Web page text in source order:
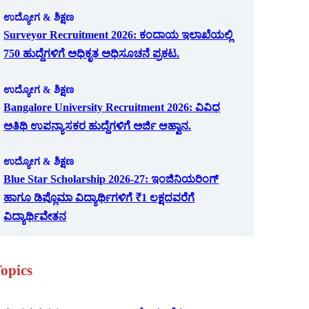
ಉದ್ಯೋಗ & ಶಿಕ್ಷಣ
Surveyor Recruitment 2026: ಕಂದಾಯ ಇಲಾಖೆಯಲ್ಲಿ
750 ಹುದ್ದೆಗಳಿಗೆ ಅಧಿಕೃತ ಅಧಿಸೂಚನೆ ಪ್ರಕಟ.
ಉದ್ಯೋಗ & ಶಿಕ್ಷಣ
Bangalore University Recruitment 2026: ವಿವಿಧ
ಅತಿಥಿ ಉಪನ್ಯಾಸಕರ ಹುದ್ದೆಗಳಿಗೆ ಅರ್ಜಿ ಆಹ್ವಾನ.
ಉದ್ಯೋಗ & ಶಿಕ್ಷಣ
Blue Star Scholarship 2026-27: ಇಂಜಿನಿಯರಿಂಗ್
ಹಾಗೂ ಡಿಪ್ಲೊಮಾ ವಿದ್ಯಾರ್ಥಿಗಳಿಗೆ ₹1 ಲಕ್ಷದವರೆಗೆ
ವಿದ್ಯಾರ್ಥಿವೇತನ